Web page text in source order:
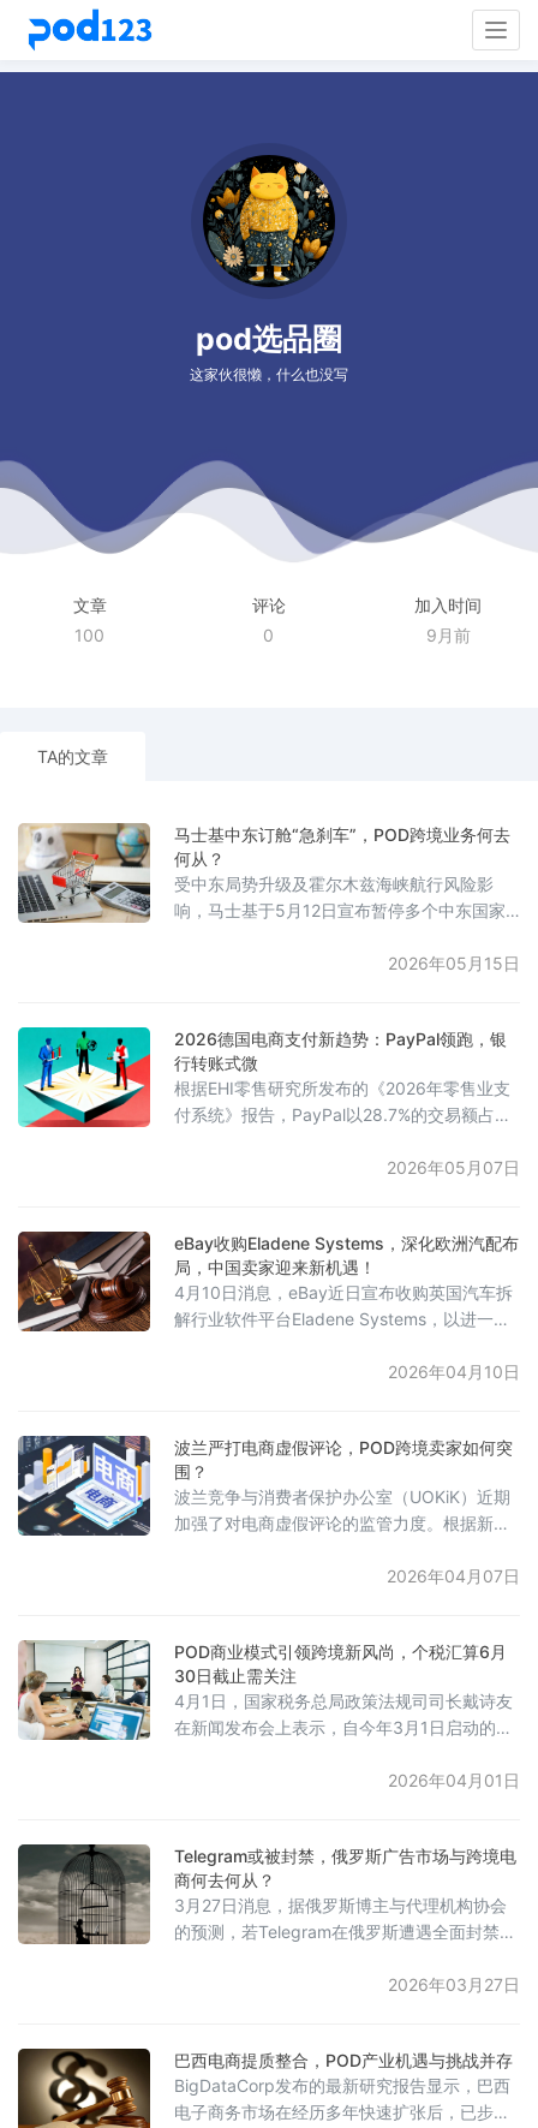
pod选品圈
这家伙很懒，什么也没写
文章
100
评论
0
加入时间
9月前
TA的文章
马士基中东订舱“急刹车”，POD跨境业务何去
何从？
受中东局势升级及霍尔木兹海峡航行风险影
响，马士基于5月12日宣布暂停多个中东国家
收最高3800美元/柜的紧急运费。公司表示当
优先事项。尽管存在美伊临时停火消息，但局
势影响有限，霍尔木兹海峡航行安全尚未充分
保障，仍建议避免通过该海峡。未来是否恢复
订舱将根据实时风险评估决定。此次暂
2026年05月15日
2026德国电商支付新趋势：PayPal领跑，银
行转账式微
根据EHI零售研究所发布的《2026年零售业支
付系统》报告，PayPal以28.7%的交易额占比
票购买”模式，占比26.1%。曾经流行的银行直
的支付方式，上升1.4个百分点，达到13.7%。
Apple Pay以1.3%的占比首次独立列入排名，
而亚马逊支付与礼品
2026年05月07日
eBay收购Eladene Systems，深化欧洲汽配布
局，中国卖家迎来新机遇！
4月10日消息，eBay近日宣布收购英国汽车拆
解行业软件平台Eladene Systems，以进一步
Eladene Systems主要为拆车企业提供基于云
地的拆车件供给与车辆数据能力，从而在平台
上提供更丰富的零部件供应，提升车型适配的
精准度与交易效率，为买卖双方带来更加高效
2026年04月10日
波兰严打电商虚假评论，POD跨境卖家如何突
围？
波兰竞争与消费者保护办公室（UOKiK）近期
加强了对电商虚假评论的监管力度。根据新
年营业额10%的罚款；若无法提供评论真实性
提。此次监管与欧盟《数字服务法案》
（DSA）的透明度报告要求同步，要求亚马
逊、Booking、Zalando、Allegro等主要平台
定期提交报告。若平
2026年04月07日
POD商业模式引领跨境新风尚，个税汇算6月
30日截止需关注
4月1日，国家税务总局政策法规司司长戴诗友
在新闻发布会上表示，自今年3月1日启动的个
已有超过7000万纳税人依法申请退税，同时超
分批办理。戴诗友提醒，有退税的纳税人应及
时领取，需补税的纳税人须在规定期限内完成
申报和缴款，以免逾期产生滞纳金。他强调，
依据税法规定，居民个人从境内
2026年04月01日
Telegram或被封禁，俄罗斯广告市场与跨境电
商何去何从？
3月27日消息，据俄罗斯博主与代理机构协会
的预测，若Telegram在俄罗斯遭遇全面封禁，
半。该协会目前估计，俄罗斯在Telegram平台
Telegram和YouTube平台广告发布的监管豁免
期，直至2026年底。然而，广告服务商
CloudBuying的数据显示，在2月份俄罗斯
2026年03月27日
巴西电商提质整合，POD产业机遇与挑战并存
BigDataCorp发布的最新研究报告显示，巴西
电子商务市场在经历多年快速扩张后，已步入